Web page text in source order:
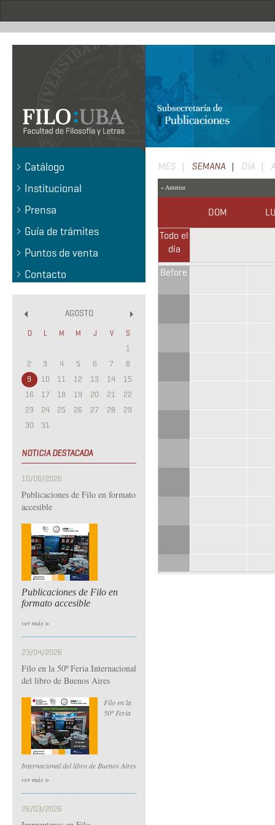
.
Catálogo
Institucional
Prensa
Guía de trámites
Puntos de venta
Contacto
AGOSTO
D L M M J V S
1
2
3 4 5 6 7
8
9
10 11 12 13 14
15
16
17 18 19 20 21
22
23
24 25 26 27 28
29
30
31
NOTICIA DESTACADA
10/06/2026
Publicaciones de Filo en formato
accesible
Publicaciones de Filo en
formato accesible
ver más >
23/04/2026
Filo en la 50º Feria Internacional
del libro de Buenos Aires
Filo en la
50º Feria
Internacional del libro de Buenos Aires
ver más >
26/03/2026
Solapas
principales
MES SEMANA (SOLAPA
ACTIVA)
DÍA
« Anterior
DOM
Todo el
día
Before